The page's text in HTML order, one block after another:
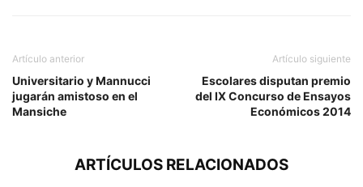
Artículo anterior
Universitario y Mannucci
jugarán amistoso en el
Mansiche
Artículo siguiente
Escolares disputan premio
del IX Concurso de Ensayos
Económicos 2014
ARTÍCULOS RELACIONADOS